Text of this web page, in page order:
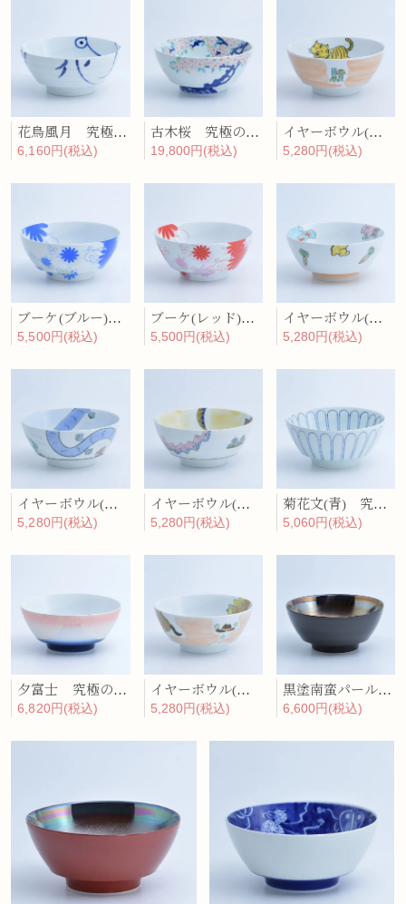
花鳥風月 究極のラーメン鉢
6,160円(税込)
古木桜 究極のラーメン鉢
19,800円(税込)
イヤーボウル(寅) 究極のラーメン鉢
5,280円(税込)
ブーケ(ブルー) 究極のラーメン鉢
5,500円(税込)
ブーケ(レッド) 究極のラーメン鉢
5,500円(税込)
イヤーボウル(卯) 究極のラーメン鉢
5,280円(税込)
イヤーボウル(辰) 究極のラーメン鉢
5,280円(税込)
イヤーボウル(巳) 究極のラーメン鉢
5,280円(税込)
菊花文(青) 究極のラーメン鉢
5,060円(税込)
夕富士 究極のラーメン鉢
6,820円(税込)
イヤーボウル(午) 究極のラーメン鉢
5,280円(税込)
黒塗南蛮パール 究極のラーメン鉢
6,600円(税込)